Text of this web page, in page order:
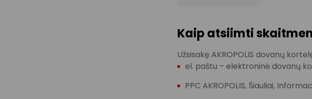
Kaip atsiimti
Užsisakę AKROPOLIS dovanų
el. paštu – elektroninė dovanų
PPC AKROPOLIS, Šiauliai,